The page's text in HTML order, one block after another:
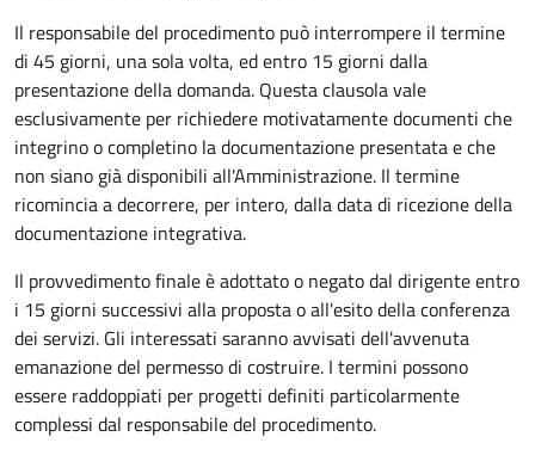
Il responsabile del procedimento può interrompere il termine
di 45 giorni, una sola volta, ed entro 15 giorni dalla
presentazione della domanda. Questa clausola vale
esclusivamente per richiedere motivatamente documenti che
integrino o completino la documentazione presentata e che
non siano già disponibili all'Amministrazione. Il termine
ricomincia a decorrere, per intero, dalla data di ricezione della
documentazione integrativa.
Il provvedimento finale è adottato o negato dal dirigente entro
i 15 giorni successivi alla proposta o all'esito della conferenza
dei servizi. Gli interessati saranno avvisati dell'avvenuta
emanazione del permesso di costruire. I termini possono
essere raddoppiati per progetti definiti particolarmente
complessi dal responsabile del procedimento.